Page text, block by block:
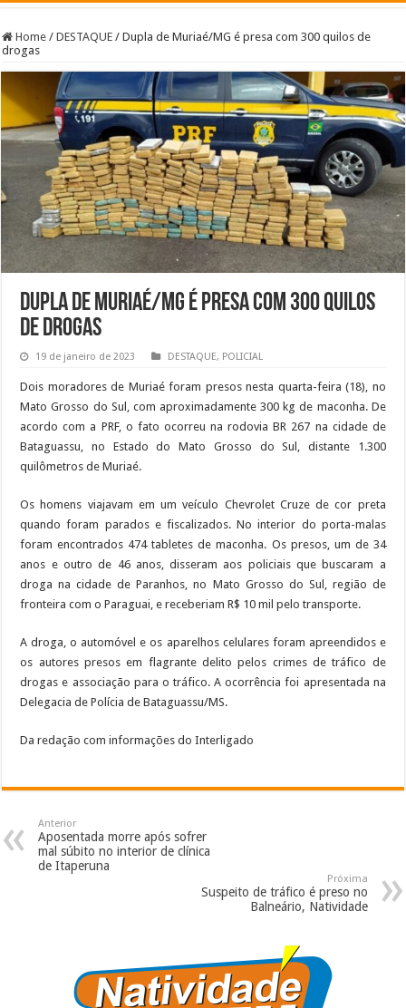
Home / DESTAQUE / Dupla de Muriaé/MG é presa com 300 quilos de
drogas
Dupla de Muriaé/MG é presa com 300 quilos
de drogas
19 de janeiro de 2023 DESTAQUE, POLICIAL
Dois moradores de Muriaé foram presos nesta quarta-feira (18), no
Mato Grosso do Sul, com aproximadamente 300 kg de maconha. De
acordo com a PRF, o fato ocorreu na rodovia BR 267 na cidade de
Bataguassu, no Estado do Mato Grosso do Sul, distante 1.300
quilômetros de Muriaé.
Os homens viajavam em um veículo Chevrolet Cruze de cor preta
quando foram parados e fiscalizados. No interior do porta-malas
foram encontrados 474 tabletes de maconha. Os presos, um de 34
anos e outro de 46 anos, disseram aos policiais que buscaram a
droga na cidade de Paranhos, no Mato Grosso do Sul, região de
fronteira com o Paraguai, e receberiam R$ 10 mil pelo transporte.
A droga, o automóvel e os aparelhos celulares foram apreendidos e
os autores presos em flagrante delito pelos crimes de tráfico de
drogas e associação para o tráfico. A ocorrência foi apresentada na
Delegacia de Polícia de Bataguassu/MS.
Da redação com informações do Interligado
Anterior
Aposentada morre após sofrer
mal súbito no interior de clínica
de Itaperuna
Próxima
Suspeito de tráfico é preso no
Balneário, Natividade